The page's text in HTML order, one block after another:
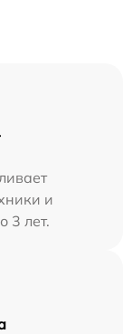
и
3 лет.